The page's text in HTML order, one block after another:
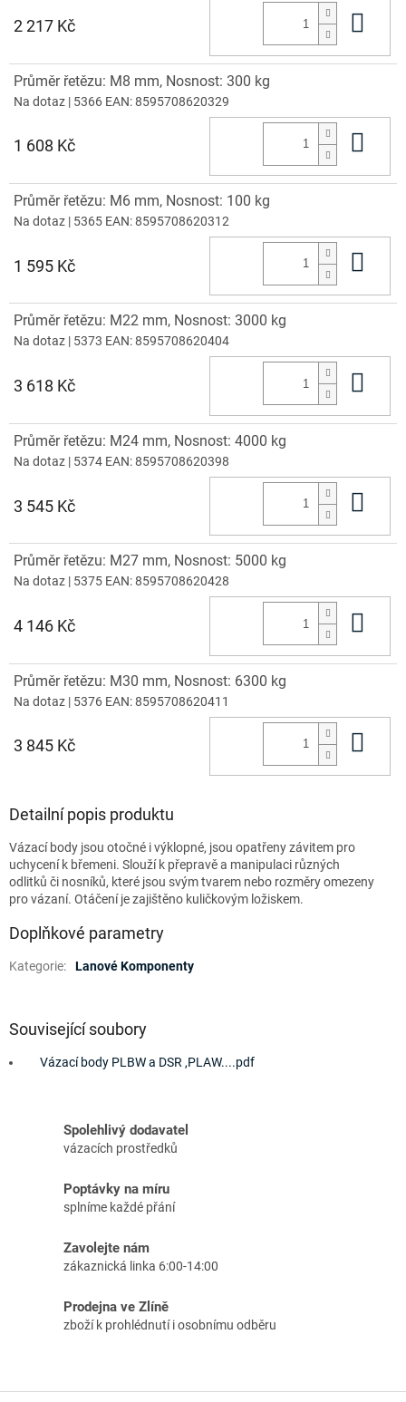
2 217 Kč
Průměr řetězu: M8 mm, Nosnost: 300 kg
Na dotaz | 5366 EAN:8595708620329
1 608 Kč
Průměr řetězu: M6 mm, Nosnost: 100 kg
Na dotaz | 5365 EAN:8595708620312
1 595 Kč
Průměr řetězu: M22 mm, Nosnost: 3000 kg
Na dotaz | 5373 EAN:8595708620404
3 618 Kč
Průměr řetězu: M24 mm, Nosnost: 4000 kg
Na dotaz | 5374 EAN:8595708620398
3 545 Kč
Průměr řetězu: M27 mm, Nosnost: 5000 kg
Na dotaz | 5375 EAN:8595708620428
4 146 Kč
Průměr řetězu: M30 mm, Nosnost: 6300 kg
Na dotaz | 5376 EAN:8595708620411
3 845 Kč
Detailní popis produktu
Vázací body jsou otočné i výklopné, jsou opatřeny závitem pro
uchycení k břemeni. Slouží k přepravě a manipulaci různých
odlitků či nosníků, které jsou svým tvarem nebo rozměry omezeny
pro vázaní. Otáčení je zajištěno kuličkovým ložiskem.
Doplňkové parametry
Kategorie: Lanové Komponenty
Související soubory
Vázací body PLBW a DSR ,PLAW....pdf
Spolehlivý dodavatel
vázacích prostředků
Poptávky na míru
splníme každé přání
Zavolejte nám
zákaznická linka 6:00-14:00
Prodejna ve Zlíně
zboží k prohlédnutí i osobnímu odběru